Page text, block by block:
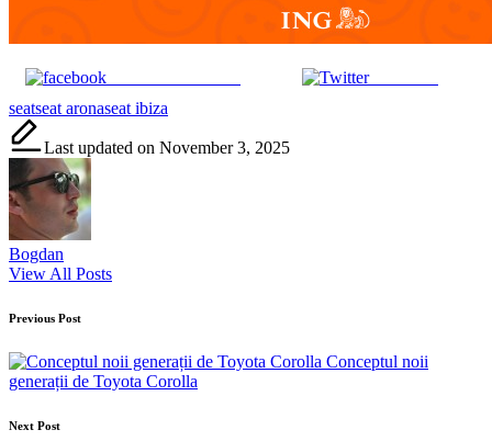
Post on X
Tags:
seatseat aronaseat ibiza
Last updated on November 3, 2025
Bogdan
View All Posts
Post
navigation
Previous Post
Conceptul noii
generații de Toyota Corolla
Next Post